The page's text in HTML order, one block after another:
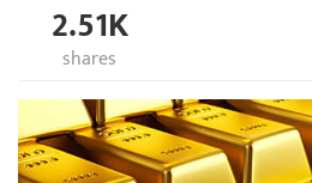
2.51K
shares